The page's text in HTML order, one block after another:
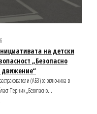
на детски
„Безопасно
(АБЗ) се включиха в
Перник „Безопасно...